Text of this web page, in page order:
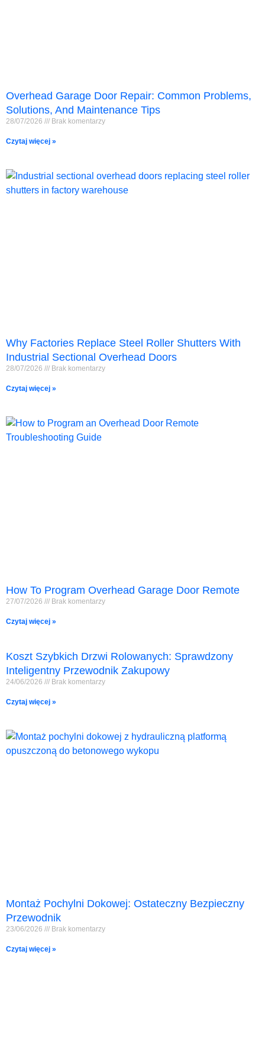
Overhead Garage Door Repair: Common Problems,
Solutions, And Maintenance Tips
28/07/2026 Brak komentarzy
Czytaj więcej »
Why Factories Replace Steel Roller Shutters With
Industrial Sectional Overhead Doors
28/07/2026 Brak komentarzy
Czytaj więcej »
How To Program Overhead Garage Door Remote
27/07/2026 Brak komentarzy
Czytaj więcej »
Koszt Szybkich Drzwi Rolowanych: Sprawdzony
Inteligentny Przewodnik Zakupowy
24/06/2026 Brak komentarzy
Czytaj więcej »
Montaż Pochylni Dokowej: Ostateczny Bezpieczny
Przewodnik
23/06/2026 Brak komentarzy
Czytaj więcej »